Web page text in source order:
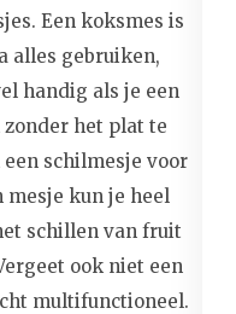
Een koksmes is
alles gebruiken,
handig als je een
het plat te
schilmesje voor
mesje kun je heel
schillen van fruit
ook niet een
multifunctioneel.